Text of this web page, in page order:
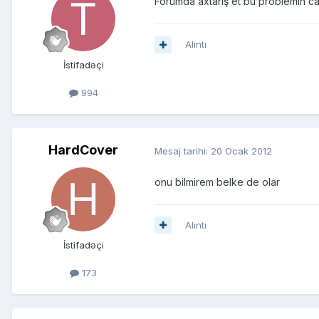
İstifadəçi
994
Alıntı
HardCover
İstifadəçi
173
Mesaj tarihi: 20 Ocak 2012
onu bilmirem belke de olar
Alıntı